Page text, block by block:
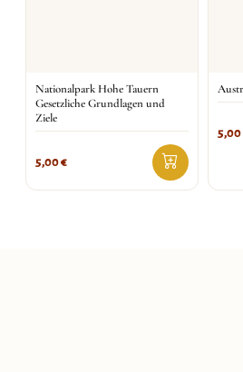
Nationalpark Hohe Tauern
Gesetzliche Grundlagen und
Ziele
5,00€
5,00